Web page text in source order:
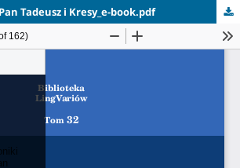
Tadeusz i Kresy_e-book.pdf